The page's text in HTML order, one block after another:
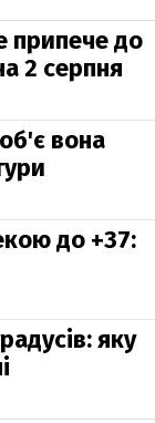
припече до
2 серпня
вона
до +37:
яку